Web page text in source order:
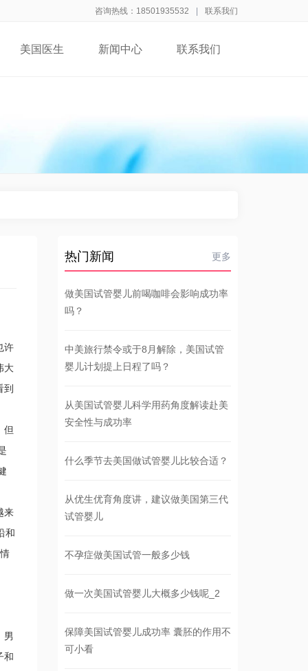
咨询热线：18501935532 联系我们
美国医生 新闻中心 联系我们
许
大
到
但
来
和
男
和
热门新闻 更多
做美国试管婴儿前喝咖啡会影响成功率
吗？
中美旅行禁令或于8月解除，美国试管
婴儿计划提上日程了吗？
从美国试管婴儿科学用药角度解读赴美
安全性与成功率
什么季节去美国做试管婴儿比较合适？
从优生优育角度讲，建议做美国第三代
试管婴儿
不孕症做美国试管一般多少钱
做一次美国试管婴儿大概多少钱呢_2
保障美国试管婴儿成功率 囊胚的作用不
可小看